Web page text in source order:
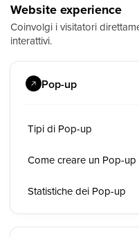
Website experience
Coinvolgi i visitatori
interattivi.
Pop-up
Tipi di Pop-up
Come creare un Pop-up
Statistiche dei Pop-up